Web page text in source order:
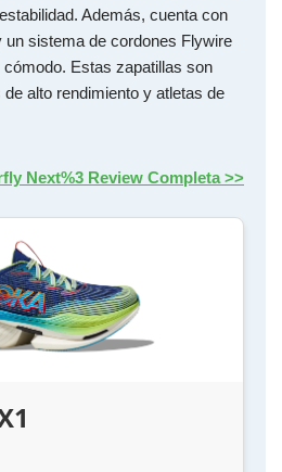
Además, cuenta con
un sistema de cordones Flywire
Estas zapatillas son
alto rendimiento y atletas de
Next%3 Review Completa >>